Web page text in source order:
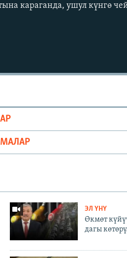
караганда, ушул күнгө
ЭЛ ҮНҮ
Өкмөт
дагы